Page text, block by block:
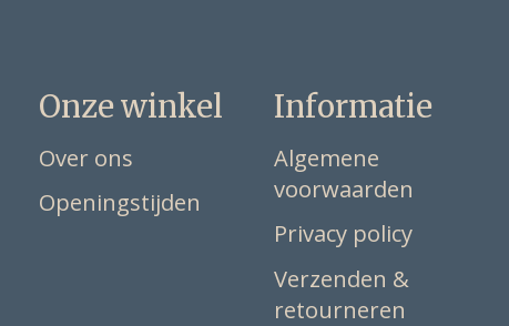
Onze winkel
Over ons
Openingstijden
Informatie
Algemene
voorwaarden
Privacy policy
Verzenden &
retourneren